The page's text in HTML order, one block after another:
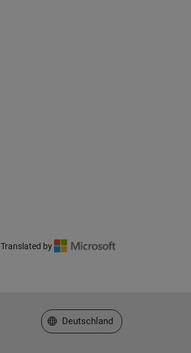
Translated by
Website auswählen
Deutschland